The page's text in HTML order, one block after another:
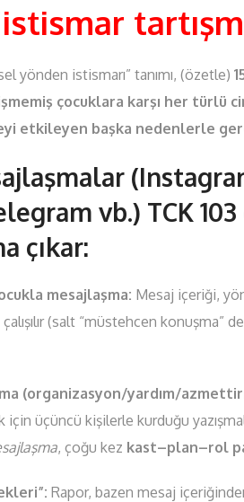
yönden istismarı” tanımı, (özetle)
çocuklara karşı her türlü
etkileyen başka nedenlerle
vb.) TCK
çıkar:
mesajlaşma: Mesaj içeriği,
(salt “müstehcen
(organizasyon/yardım/
üçüncü kişilerle kurduğu
, çoğu kez kast–plan–rol
Rapor, bazen mesaj